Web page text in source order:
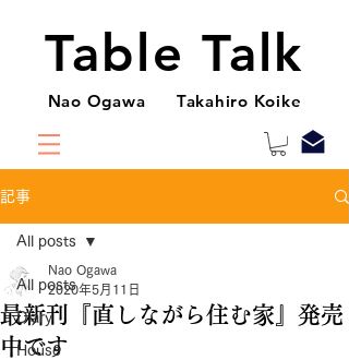
Table Talk
Nao Ogawa Takahiro Koike
記事
All posts
Diary
House
All posts
最新刊『直しながら住む家』発売
中です
Nao Ogawa
2020年5月11日